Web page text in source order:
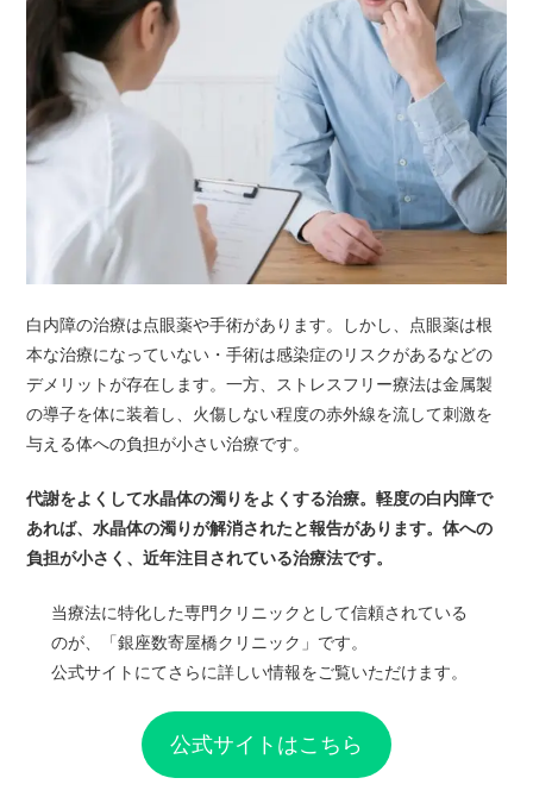
白内障の治療は点眼薬や手術があります。しかし、点眼薬は根
本な治療になっていない・手術は感染症のリスクがあるなどの
デメリットが存在します。一方、ストレスフリー療法は金属製
の導子を体に装着し、火傷しない程度の赤外線を流して刺激を
与える体への負担が小さい治療です。
代謝をよくして水晶体の濁りをよくする治療。軽度の白内障で
あれば、水晶体の濁りが解消されたと報告があります。体への
負担が小さく、近年注目されている治療法です。
当療法に特化した専門クリニックとして信頼されている
のが、「銀座数寄屋橋クリニック」です。
公式サイトにてさらに詳しい情報をご覧いただけます。
公式サイトはこちら